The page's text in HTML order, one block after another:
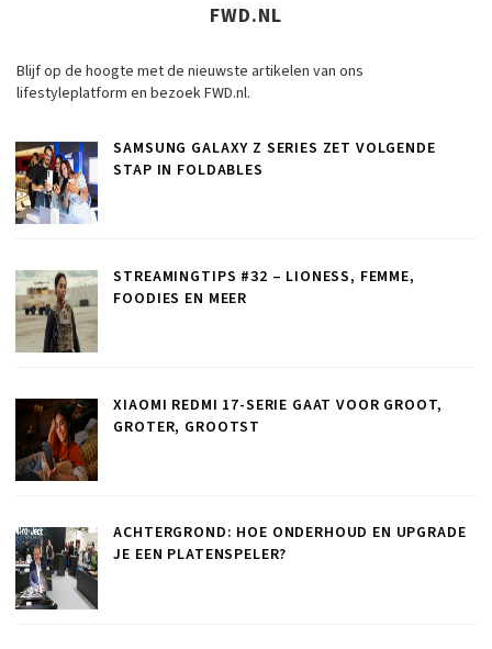
FWD.NL
Blijf op de hoogte met de nieuwste artikelen van ons
lifestyleplatform en bezoek FWD.nl.
SAMSUNG GALAXY Z SERIES ZET VOLGENDE
STAP IN FOLDABLES
STREAMINGTIPS #32 – LIONESS, FEMME,
FOODIES EN MEER
XIAOMI REDMI 17-SERIE GAAT VOOR GROOT,
GROTER, GROOTST
ACHTERGROND: HOE ONDERHOUD EN UPGRADE
JE EEN PLATENSPELER?